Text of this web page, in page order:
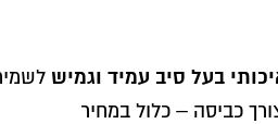
בעל סיב עמיד וגמיש
כביסה – כלול במחיר